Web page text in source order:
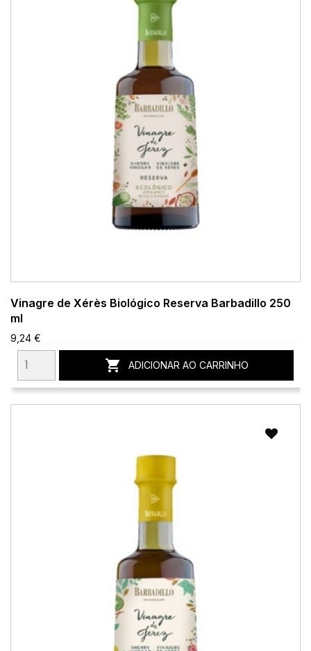
Vinagre de Xérès Biológico Reserva Barbadillo 250
ml
9,24 €
 ADICIONAR AO CARRINHO